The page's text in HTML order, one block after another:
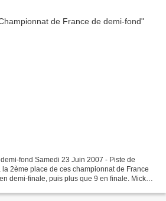
fond Samedi 23 Juin 2007 - Piste de
2ème place de ces championnat de France
demi-finale, puis plus que 9 en finale. Mickaël